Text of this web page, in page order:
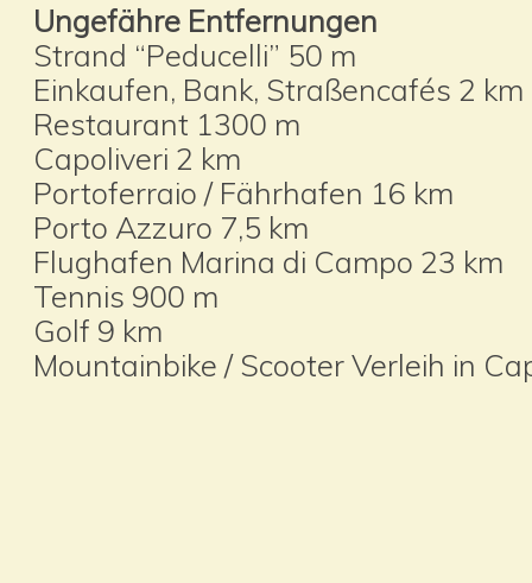
Ungefähre Entfernungen
Strand “Peducelli” 50 m
Einkaufen, Bank, Straßencafés 2 km
Restaurant 1300 m
Capoliveri 2 km
Portoferraio / Fährhafen 16 km
Porto Azzuro 7,5 km
Flughafen Marina di Campo 23 km
Tennis 900 m
Golf 9 km
Mountainbike / Scooter Verleih in